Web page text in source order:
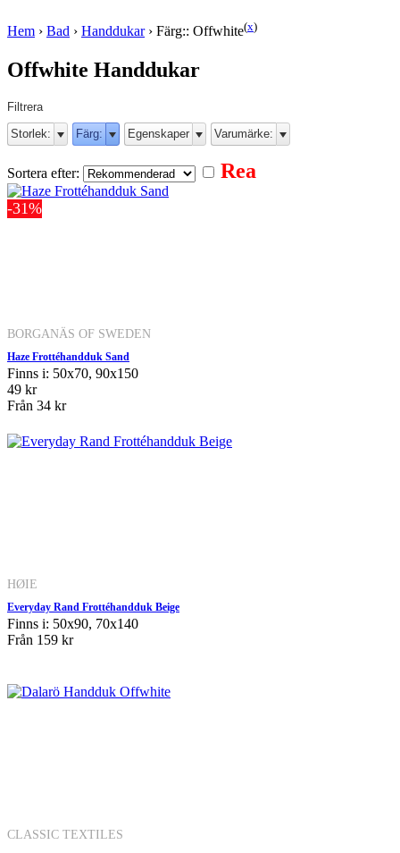
Hem › Bad › Handdukar› Färg:: Offwhite(x)
Offwhite Handdukar
Filtrera
Storlek:
Färg: Egenskaper Varumärke:
Sortera efter: Rea
-31%
BORGANÄS OF SWEDEN
Haze Frottéhandduk Sand
Finns i: 50x70, 90x150
49 kr
Från 34 kr
HØIE
Everyday Rand Frottéhandduk Beige
Finns i: 50x90, 70x140
Från 159 kr
CLASSIC TEXTILES